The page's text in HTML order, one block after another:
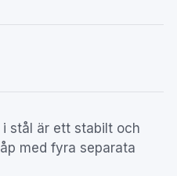
stål är ett stabilt och
med fyra separata